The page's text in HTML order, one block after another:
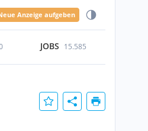
Anzeige aufgeben
JOBS 15.585